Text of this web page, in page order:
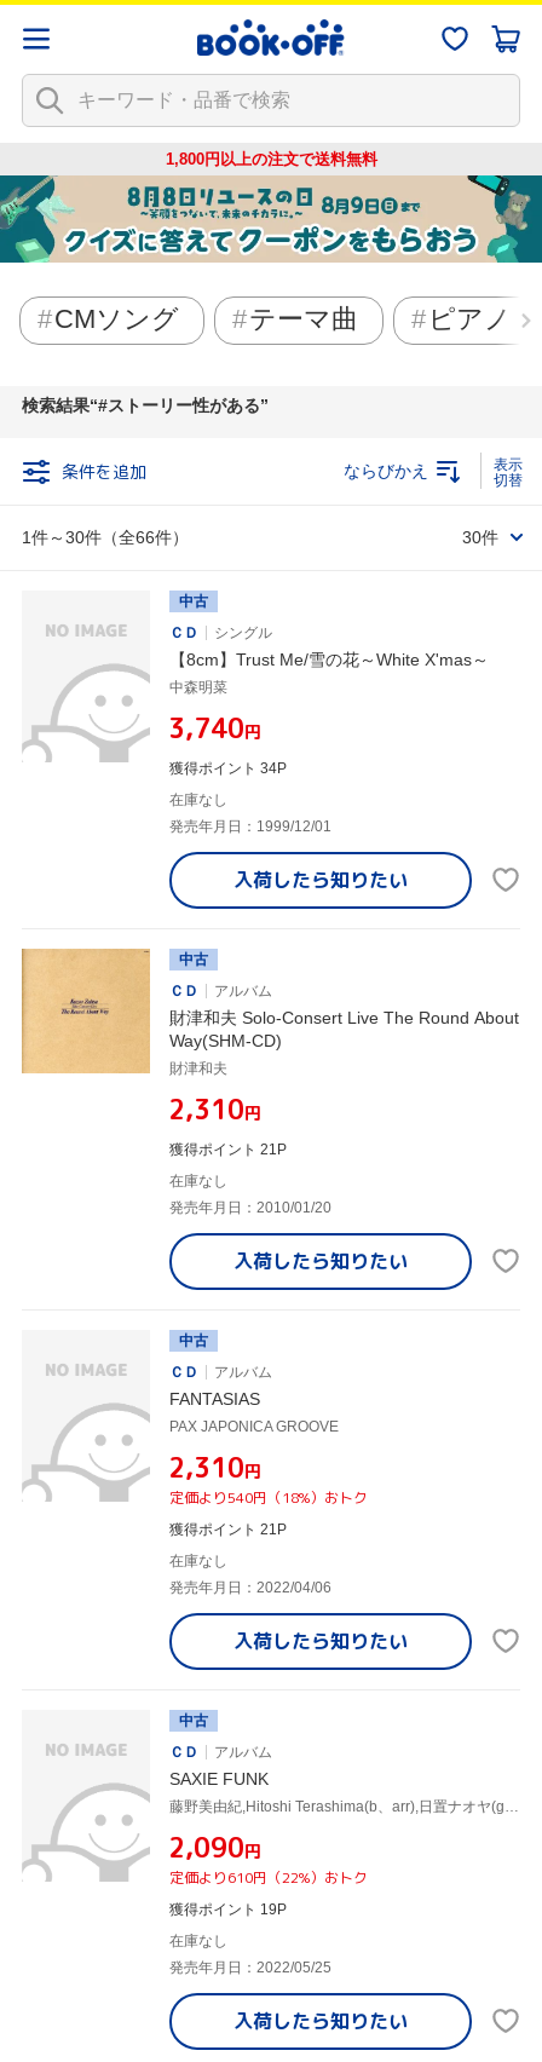
1,800円以上の注文で送料無料
CMソング テーマ曲 ピアノ
検索結果 #ストーリー性がある
条件を追加
1件～30件（全66件）
ならびかえ
30件
中古
ＣＤ
シングル
【8cm】Trust Me/雪の花～White X'mas～
中森明菜
¥3,740円
獲得ポイント 34P
在庫なし
発売年月日：1999/12/01
入荷したら知りたい
中古
ＣＤ
アルバム
財津和夫 Solo-Consert Live The Round About
Way(SHM-CD)
財津和夫
¥2,310円
獲得ポイント 21P
在庫なし
発売年月日：2010/01/20
入荷したら知りたい
中古
ＣＤ
アルバム
FANTASIAS
PAX JAPONICA GROOVE
¥2,310円
定価より540円（18%）おトク
獲得ポイント 21P
在庫なし
発売年月日：2022/04/06
入荷したら知りたい
中古
ＣＤ
アルバム
SAXIE FUNK
¥2,090円
定価より610円（22%）おトク
獲得ポイント 19P
在庫なし
発売年月日：2022/05/25
入荷したら知りたい